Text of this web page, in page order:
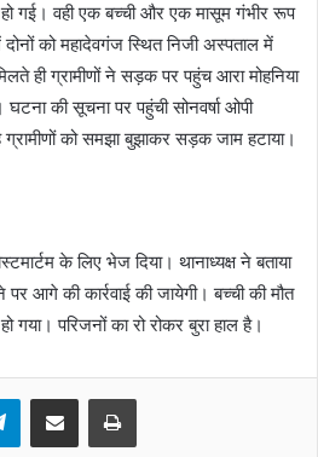
गई। वही एक बच्ची और एक मासूम गंभीर रूप
को महादेवगंज स्थित निजी अस्पताल में
ही ग्रामीणों ने सड़क पर पहुंच आरा मोहनिया
की सूचना पर पहुंची सोनवर्षा ओपी
ग्रामीणों को समझा बुझाकर सड़क जाम हटाया।
के लिए भेज दिया। थानाध्यक्ष ने बताया
आगे की कार्रवाई की जायेगी। बच्ची की मौत
गया। परिजनों का रो रोकर बुरा हाल है।
Telegram